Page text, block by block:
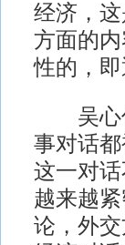
经济，
方面的
性的，即
吴心伯
事对话
这一对
越来越
论，外